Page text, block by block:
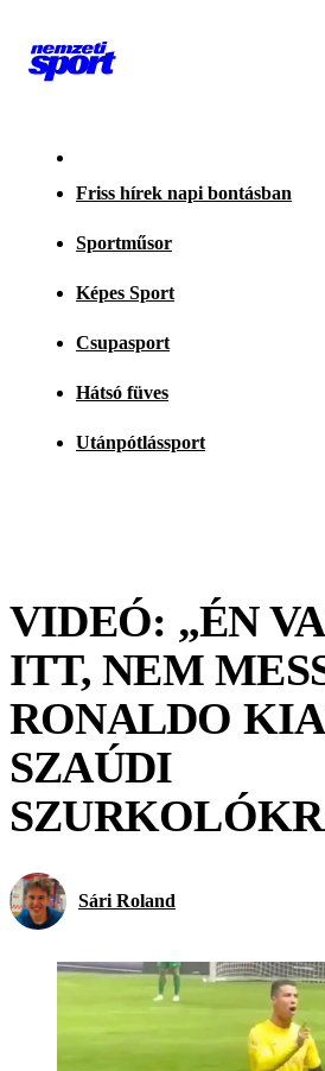
Friss hírek napi bontásban
Sportműsor
Képes Sport
Csupasport
Hátsó füves
Utánpótlássport
VIDEÓ: „ÉN
ITT, NEM
RONALDO
SZAÚDI
Sári Roland